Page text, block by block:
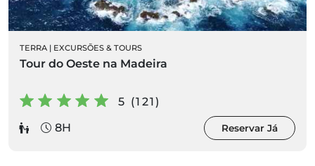
TERRA | EXCURSÕES & TOURS
Tour do Oeste na Madeira
5 (121)
8H
Reservar Já